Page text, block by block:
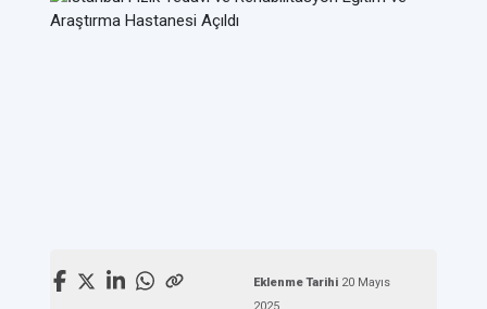
Eklenme Tarihi 20 Mayıs